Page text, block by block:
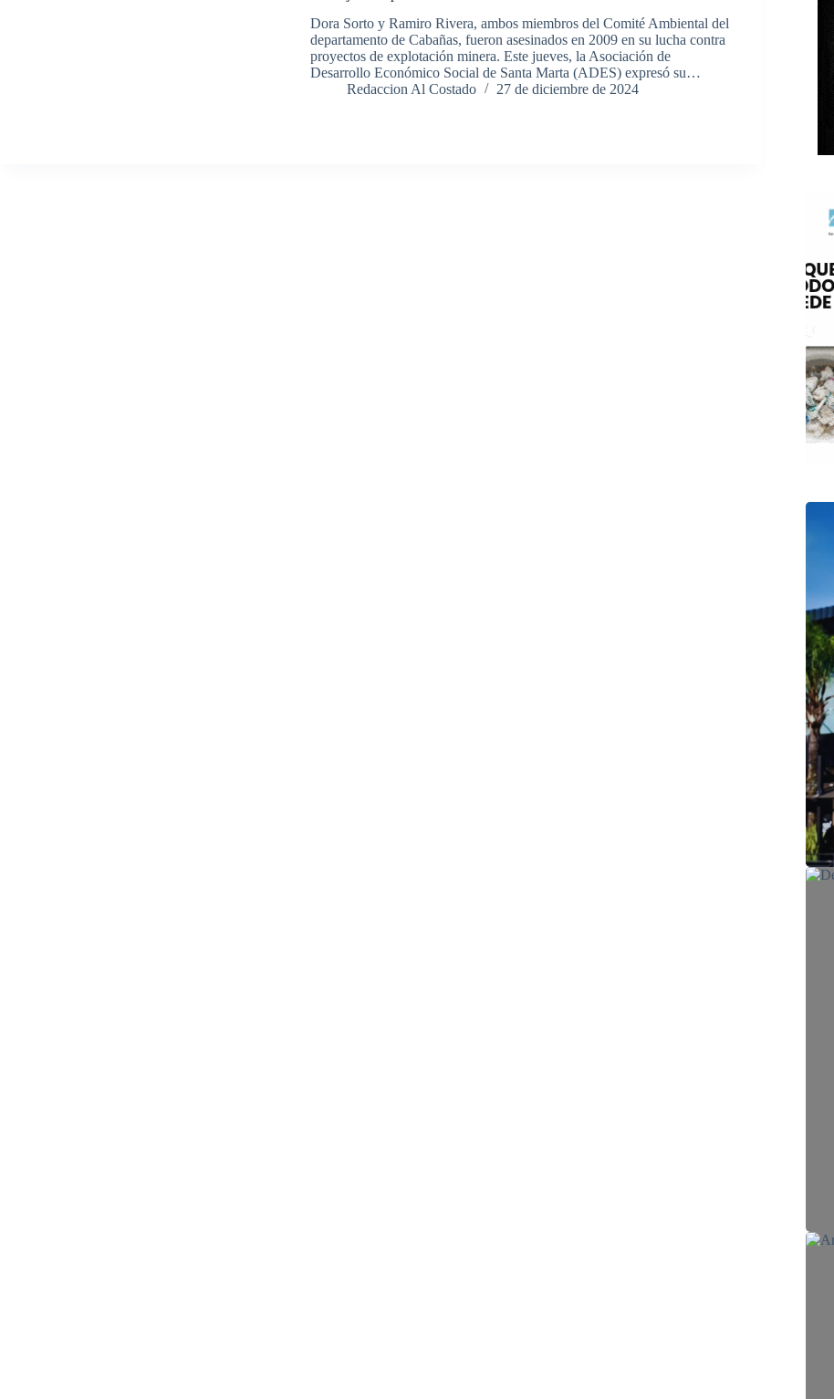
Dora Sorto y Ramiro Rivera, ambos miembros del Comité Ambiental del
departamento de Cabañas, fueron asesinados en 2009 en su lucha contra
proyectos de explotación minera. Este jueves, la Asociación de
Desarrollo Económico Social de Santa Marta (ADES) expresó su…
Redaccion Al Costado
27 de diciembre de 2024